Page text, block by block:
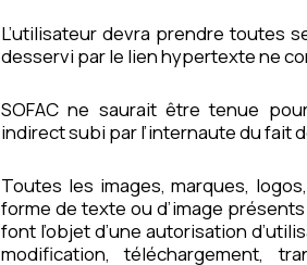
L’utilisateur devra prendre toutes
desservi par le lien hypertexte ne
SOFAC ne saurait être tenue
indirect subi par l’internaute du fait
Toutes les images, marques,
forme de texte ou d’image
font l’objet d’une autorisation
modification, téléchargement,